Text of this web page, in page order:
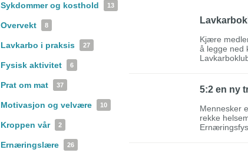
Sykdommer og kosthold 13
Overvekt 8
Lavkarbo i praksis 27
Fysisk aktivitet 6
Prat om mat 37
Motivasjon og velvære 10
Kroppen vår 2
Ernæringslære 26
Kjære
å legge ned
5:2 en ny
Mennesker
rekke